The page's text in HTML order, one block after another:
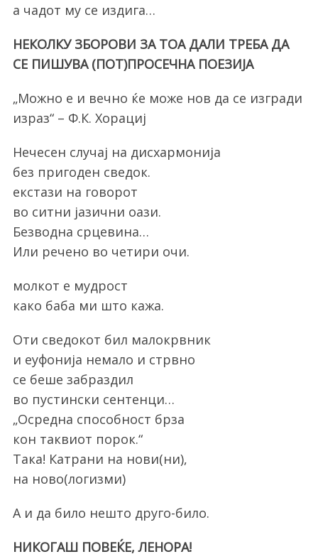
а чадот му се издига…
НЕКОЛКУ ЗБОРОВИ ЗА ТОА ДАЛИ ТРЕБА ДА
СЕ ПИШУВА (ПОТ)ПРОСЕЧНА ПОЕЗИЈА
„Можно е и вечно ќе може нов да се изгради
израз“ – Ф.К. Хорациј
Нечесен случај на дисхармонија
без пригоден сведок.
екстази на говорот
во ситни јазични оази.
Безводна срцевина…
Или речено во четири очи.
молкот е мудрост
како баба ми што кажа.
Оти сведокот бил малокрвник
и еуфонија немало и стрвно
се беше забраздил
во пустински сентенци…
„Осредна способност брза
кон таквиот порок.“
Така! Катрани на нови(ни),
на ново(логизми)
А и да било нешто друго-било.
НИКОГАШ ПОВЕЌЕ, ЛЕНОРА!